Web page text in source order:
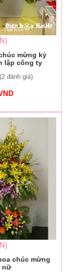
mừng kỷ
lập công ty
(2 đánh giá)
chúc mừng
nữ